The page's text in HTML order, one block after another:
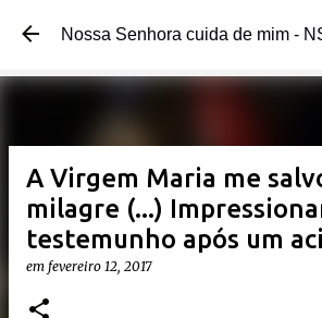
Pular para o conteúdo
Nossa Senhora cuida de mim -
A Virgem Maria me
milagre (...)
testemunho após um
em fevereiro 12, 2017